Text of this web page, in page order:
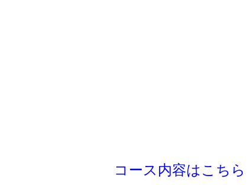
コース内容はこちら